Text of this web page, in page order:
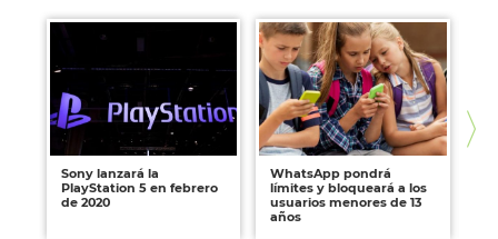
Sony lanzará la
PlayStation 5 en febrero
de 2020
WhatsApp pondrá
límites y bloqueará a los
usuarios menores de 13
años